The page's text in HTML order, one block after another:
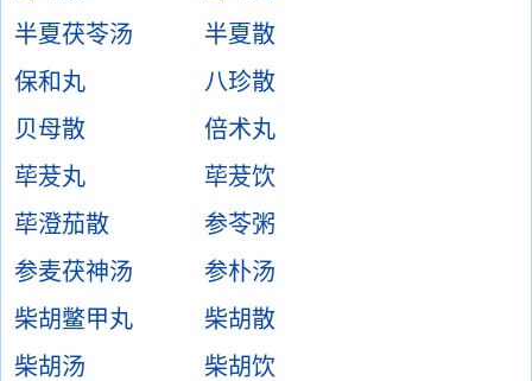
半夏茯苓汤
半夏散
保和丸
八珍散
贝母散
倍术丸
荜茇丸
荜茇饮
荜澄茄散
参苓粥
参麦茯神汤
参朴汤
柴胡鳖甲丸
柴胡散
柴胡汤
柴胡饮